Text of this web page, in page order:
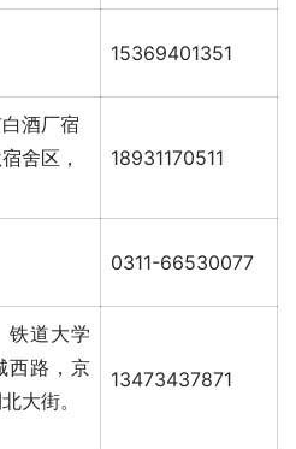
15369401351
酒厂宿
舍区，
18931170511
0311-66530077
道大学
西路，京
大街。
13473437871